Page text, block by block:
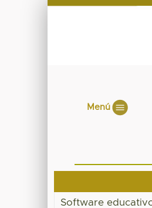
Menú
Software